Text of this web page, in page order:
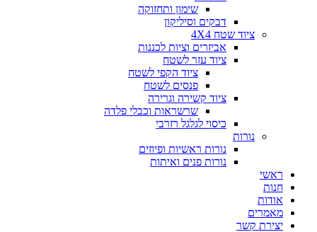
שימון ותחזוקה
דבקים וסיליקון
ציוד שטח 4X4
אביזרים וציות לכננות
ציוד עזר לשטח
ציוד הקפי לשטח
פנסים לשטח
ציוד קשירה וגרירה
שרשראות וכבלי פלדה
כיסוי לגלגל רזרבי
נורות
נורות ראשיות ופיוזים
נורות פנים ואיתות
ראשי
חנות
אודות
מאמרים
יצירת קשר